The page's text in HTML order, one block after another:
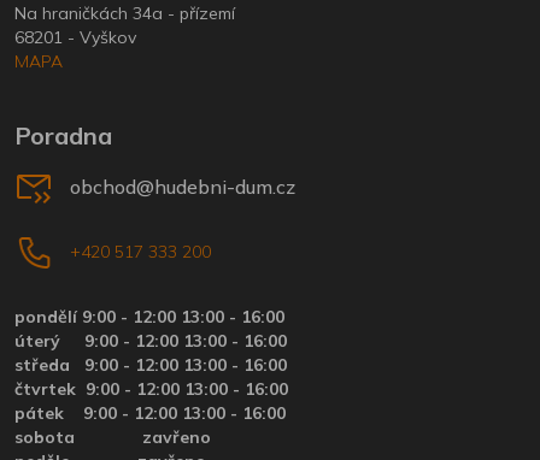
Na hraničkách 34a - přízemí
68201 - Vyškov
MAPA
Poradna
obchod@hudebni-dum.cz
+420 517 333 200
pondělí 9:00 - 12:00 13:00 - 16:00
úterý 9:00 - 12:00 13:00 - 16:00
středa 9:00 - 12:00 13:00 - 16:00
čtvrtek 9:00 - 12:00 13:00 - 16:00
pátek 9:00 - 12:00 13:00 - 16:00
sobota zavřeno